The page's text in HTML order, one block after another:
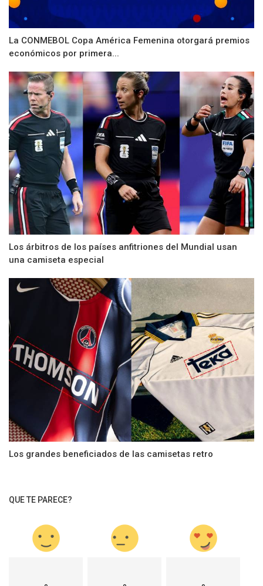
La CONMEBOL Copa América Femenina otorgará premios
económicos por primera...
Los árbitros de los países anfitriones del Mundial usan
una camiseta especial
Los grandes beneficiados de las camisetas retro
QUE TE PARECE?